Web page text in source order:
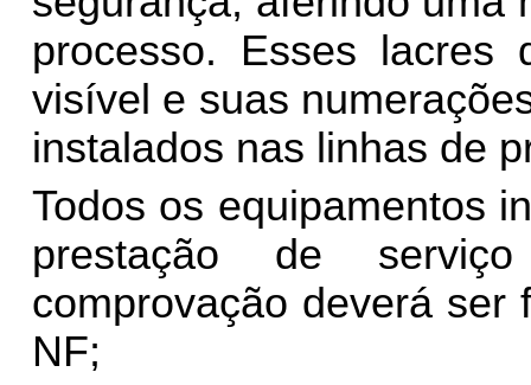
processo. Esses lacres
visível e suas
instalados nas linhas de
Todos os equipamentos
prestação de
comprovação deverá ser
NF;